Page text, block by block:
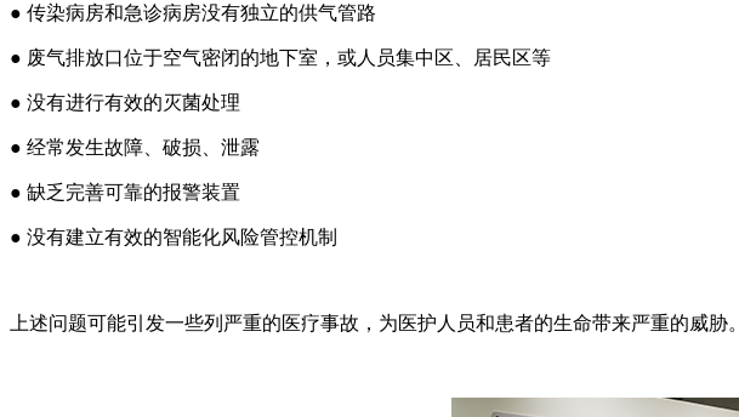
● 传染病房和急诊病房没有独立的供气管路
● 废气排放口位于空气密闭的地下室，或人员集中区、居民区等
● 没有进行有效的灭菌处理
● 经常发生故障、破损、泄露
● 缺乏完善可靠的报警装置
● 没有建立有效的智能化风险管控机制
上述问题可能引发一些列严重的医疗事故，为医护人员和患者的生命带来严重的威胁。